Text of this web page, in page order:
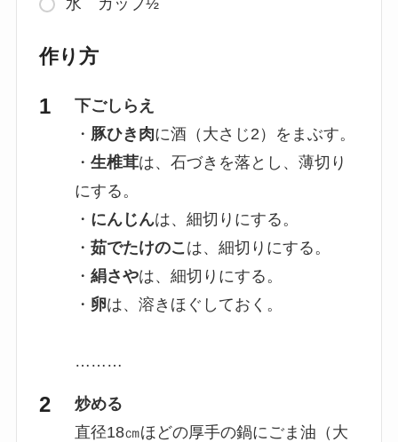
作り方
下ごしらえ
・ 豚ひき肉に酒（大さじ2）をまぶす。
・ 生椎茸は、石づきを落とし、薄切り
にする。
・ にんじんは、細切りにする。
・ 茹でたけのこ は、細切りにする。
・ 絹さやは、細切りにする。
・ 卵は、溶きほぐしておく。
………
炒める
直径18㎝ほどの厚手の鍋にごま油（大